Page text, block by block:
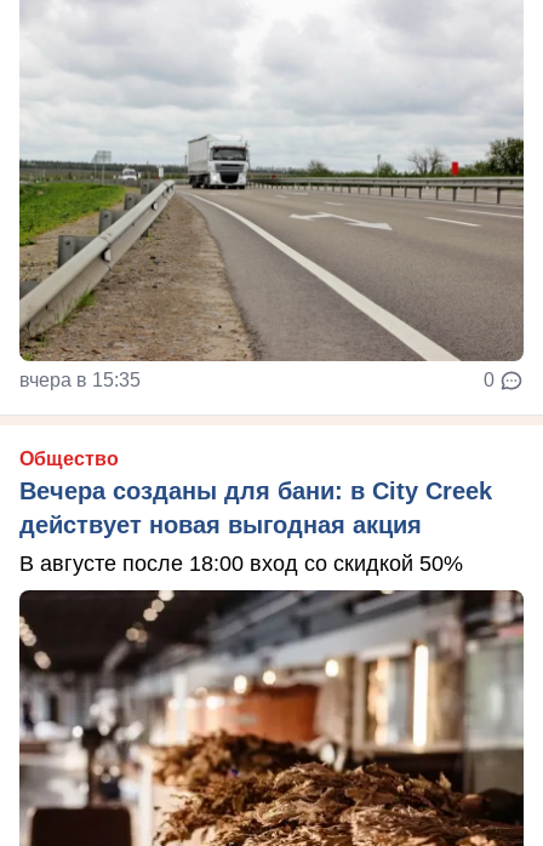
вчера в 15:35 0
Общество
Вечера созданы для бани: в City Creek
действует новая выгодная акция
В августе после 18:00 вход со скидкой 50%